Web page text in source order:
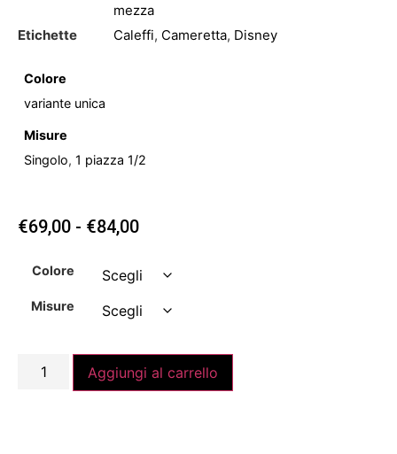
mezza
Etichette
Caleffi, Cameretta, Disney
Colore
variante unica
Misure
Singolo,1 piazza 1/2
€69,00 - €84,00
Colore
Misure
Aggiungi al carrello